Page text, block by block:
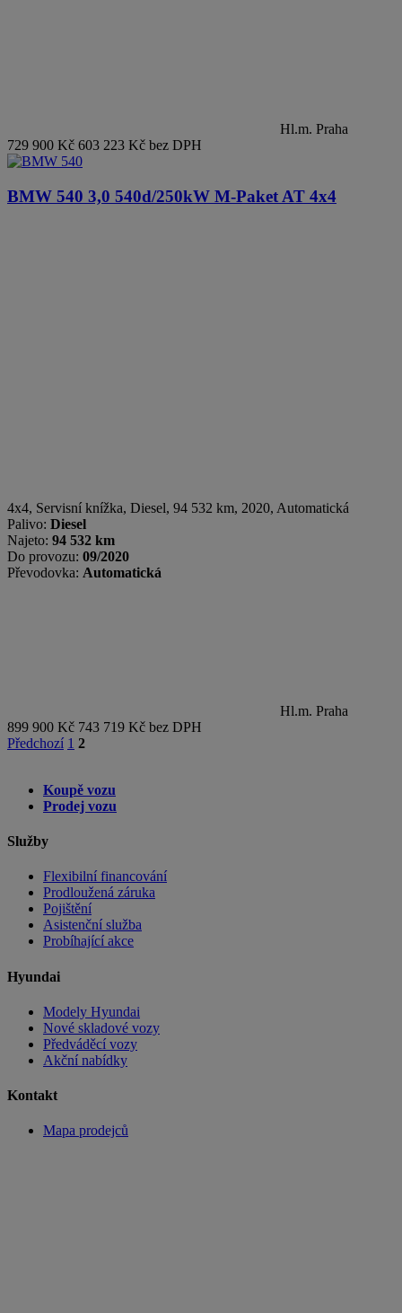
Hl.m. Praha
729 900 Kč 603 223 Kč bez DPH
BMW 540 3,0 540d/250kW M-Paket AT 4x4
4x4, Servisní knížka, Diesel, 94 532 km, 2020, Automatická
Palivo: Diesel
Najeto: 94 532 km
Do provozu: 09/2020
Převodovka: Automatická
Hl.m. Praha
899 900 Kč 743 719 Kč bez DPH
Předchozí 1 2
Koupě vozu
Prodej vozu
Služby
Flexibilní financování
Prodloužená záruka
Pojištění
Asistenční služba
Probíhající akce
Hyundai
Modely Hyundai
Nové skladové vozy
Předváděcí vozy
Akční nabídky
Kontakt
Mapa prodejců